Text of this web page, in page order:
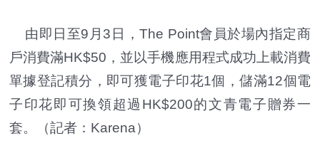
由即日至9月3日，The Point會員於場內指定商
戶消費滿HK$50，並以手機應用程式成功上載消費
單據登記積分，即可獲電子印花1個，儲滿12個電
子印花即可換領超過HK$200的文青電子贈券一
套。（記者：Karena）